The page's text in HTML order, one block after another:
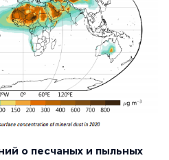
о песчаных и пыльных